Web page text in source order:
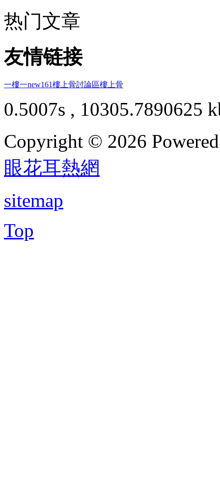
热门文章
友情链接
一樓一new161樓上骨討論區樓上骨
0.5007s , 10305.7890625
Copyright © 2026
眼花耳熱網
sitemap
Top